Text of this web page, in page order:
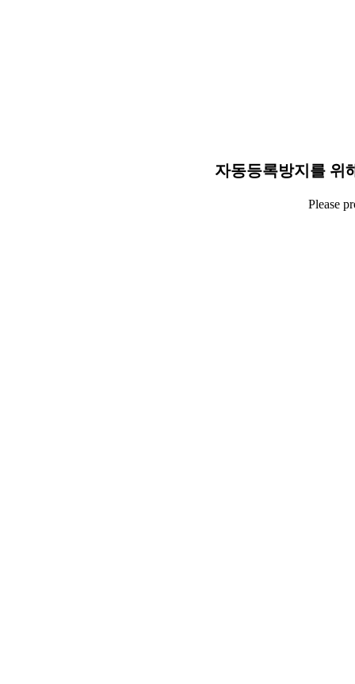
자동등록방지를 위
Please